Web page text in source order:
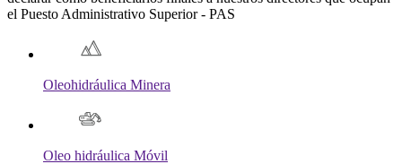
el Puesto Administrativo Superior - PAS
Oleohidráulica Minera
Oleo hidráulica Móvil